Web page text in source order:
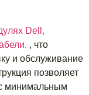
Dell,
, что
и обслуживание
позволяет
минимальным